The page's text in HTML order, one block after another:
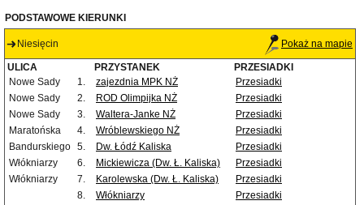
PODSTAWOWE KIERUNKI
Niesięcin Pokaż na mapie
ULICA PRZYSTANEK
PRZESIADKI
Nowe Sady
1. zajezdnia MPK NŻ
Przesiadki
Nowe Sady
2. ROD Olimpijka NŻ
Przesiadki
Nowe Sady
3. Waltera-Janke NŻ
Przesiadki
Maratońska
4. Wróblewskiego NŻ
Przesiadki
Bandurskiego 5. Dw. Łódź Kaliska
Przesiadki
Włókniarzy
6. Mickiewicza (Dw. Ł. Kaliska)
Przesiadki
Włókniarzy
7. Karolewska (Dw. Ł. Kaliska)
Przesiadki
8.
Włókniarzy
Przesiadki